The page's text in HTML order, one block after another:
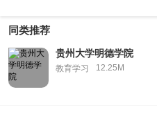
同类推荐
贵州大学明德学院
教育学习 12.25M